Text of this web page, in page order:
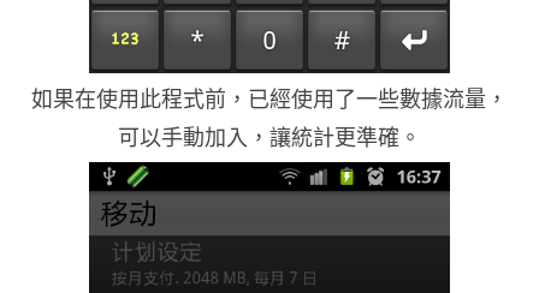
如果在使用此程式前，已經使用了一些數據流量，
可以手動加入，讓統計更準確。